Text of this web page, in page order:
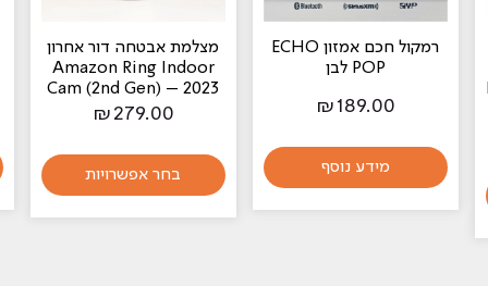
רמקול חכם אמזון ECHO
POP לבן
₪189.00
מידע נוסף
מצלמת אבטחה דור אחרון
Amazon Ring Indoor
Cam (2nd Gen) – 2023
₪ 279.00
בחר אפשרויות